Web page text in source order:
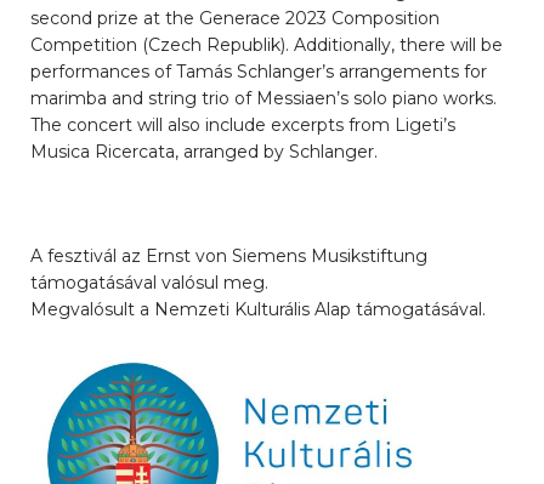
second prize at the Generace 2023 Composition
Competition (Czech Republik). Additionally, there will be
performances of Tamás Schlanger’s arrangements for
marimba and string trio of Messiaen’s solo piano works.
The concert will also include excerpts from Ligeti’s
Musica Ricercata, arranged by Schlanger.
A fesztivál az Ernst von Siemens Musikstiftung
támogatásával valósul meg.
Megvalósult a Nemzeti Kulturális Alap támogatásával.